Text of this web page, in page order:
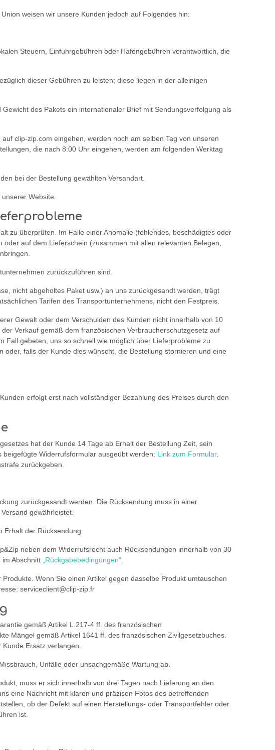
weisen wir unsere Kunden jedoch auf Folgendes hin:
Steuern, Einfuhrgebühren oder Hafengebühren verantwortlich, die
dieser Gebühren zu leisten; diese liegen in der alleinigen
des Pakets ein internationaler Brief mit Sendungsverfolgung als
clip-zip.com eingehen, werden noch am selben Tag von unseren
die nach 8:00 Uhr eingehen, werden am folgenden Werktag
bei der Bestellung gewählten Versandart.
Website.
zu überprüfen. Im Falle einer Anomalie (fehlendes, beschädigtes oder
auf dem Lieferschein (zusammen mit allen relevanten Belegen,
zurückzuführen sind.
nicht abgeholtes Paket usw.) an uns zurückgesandt werden, trägt
Tarifen des Transportunternehmens, nicht den Festpreis.
Gewalt oder dem Verschulden des Kunden nicht innerhalb von 10
Verkauf gemäß dem französischen Verbraucherschutzgesetz auf
Fall gebeten, uns so schnell wie möglich über Lieferprobleme zu
falls der Kunde dies wünscht, die Bestellung stornieren und eine
erfolgt erst nach vollständiger Bezahlung des Preises durch den
hat der Kunde 14 Tage ab Erhalt der Bestellung Zeit, sein
Widerrufsformular ausgeübt werden: Link zum Formular.
zurückgeben.
zurückgesandt werden. Die Rücksendung muss in einer
gewährleistet.
der Rücksendung.
neben dem Widerrufsrecht auch Rücksendungen innerhalb von 30
Abschnitt
„Rückgabebedingungen“
Wenn Sie einen Artikel gegen dasselbe Produkt umtauschen
serviceclient@clip-zip.fr
gemäß Artikel L.217-4 ff. des französischen
Mängel gemäß Artikel 1641 ff. des französischen Zivilgesetzbuches.
Ersatz verlangen.
Unfälle oder unsachgemäße Wartung ab.
muss er sich innerhalb von drei Tagen nach Lieferung an den
eine Nachricht mit klaren und präzisen Fotos des betreffenden
ob der Defekt auf einen Herstellungs- oder Transportfehler oder
ist.